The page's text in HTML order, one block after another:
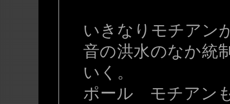
いきなりモチアン
音の洪水のなか統
いく。
ポール モチアン